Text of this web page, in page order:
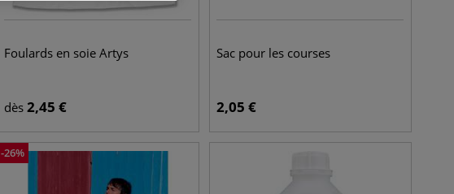
Foulards en soie Artys
dès 2,45 €
Sac pour les courses
2,05 €
-26%